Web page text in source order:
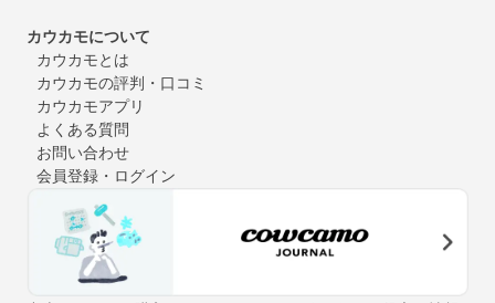
カウカモについて
カウカモとは
カウカモの評判・口コミ
カウカモアプリ
よくある質問
お問い合わせ
会員登録・ログイン